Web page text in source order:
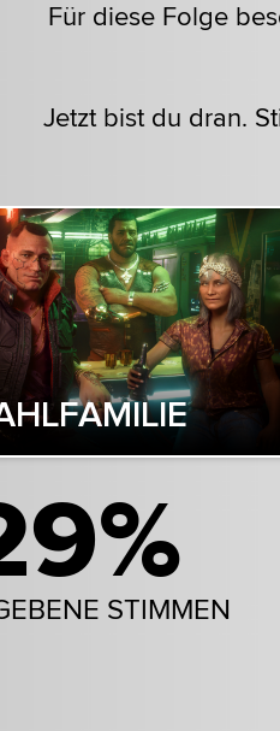
Für diese Folge
Jetzt bist du dran.
STIMMEN